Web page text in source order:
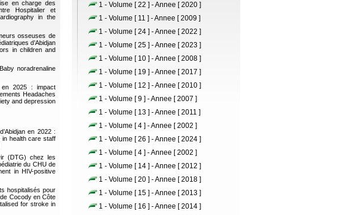
en charge des
Hospitalier et
in the
osseuses de
d’Abidjan
in children and
noradrenaline
en 2025 : impact
Headaches
and depression
en 2022 :
health care staff
(DTG) chez les
du CHU de
in HIV-positive
hospitalisés pour
Cocody en Côte
for stroke in
1 - Volume [ 22 ] - Annee [ 2020 ]
1 - Volume [ 11 ] - Annee [ 2009 ]
1 - Volume [ 24 ] - Annee [ 2022 ]
1 - Volume [ 25 ] - Annee [ 2023 ]
1 - Volume [ 10 ] - Annee [ 2008 ]
1 - Volume [ 19 ] - Annee [ 2017 ]
1 - Volume [ 12 ] - Annee [ 2010 ]
1 - Volume [ 9 ] - Annee [ 2007 ]
1 - Volume [ 13 ] - Annee [ 2011 ]
1 - Volume [ 4 ] - Annee [ 2002 ]
1 - Volume [ 26 ] - Annee [ 2024 ]
1 - Volume [ 4 ] - Annee [ 2002 ]
1 - Volume [ 14 ] - Annee [ 2012 ]
1 - Volume [ 20 ] - Annee [ 2018 ]
1 - Volume [ 15 ] - Annee [ 2013 ]
1 - Volume [ 16 ] - Annee [ 2014 ]